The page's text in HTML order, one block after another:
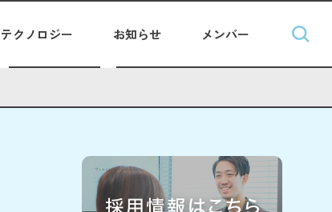
テクノロジー お知らせ メンバー